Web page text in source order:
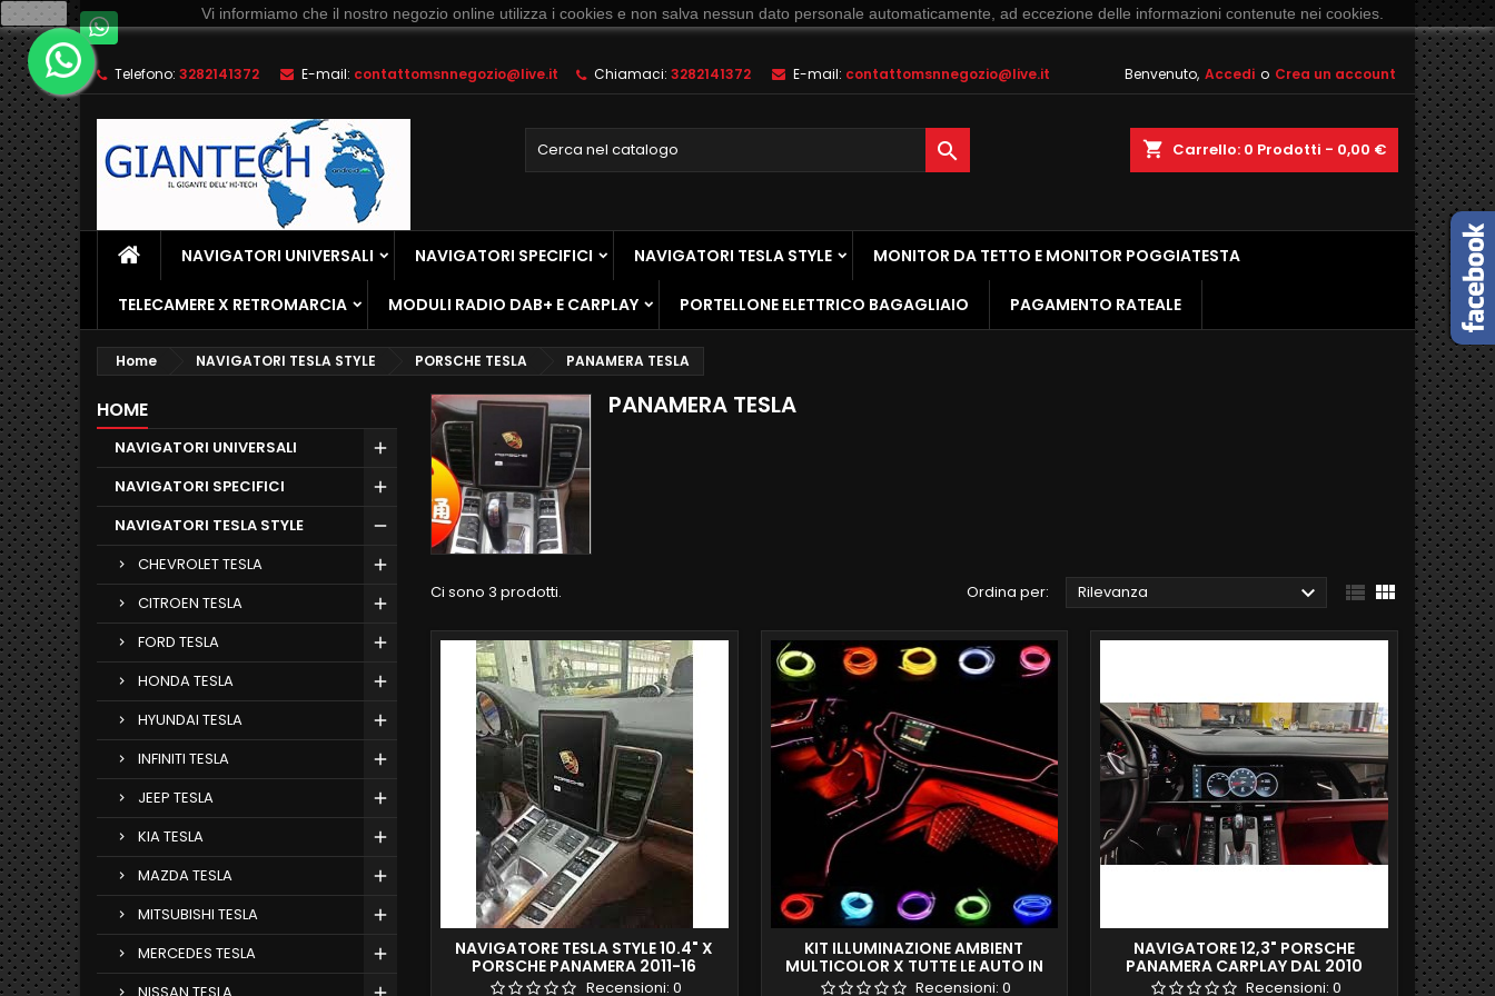
Telefono: 3282141372 E-mail: contattomsnnegozio@live.it Chiamaci: 3282141372 E-mail: contattomsnnegozio@live.it Benvenuto, Accedi o Crea un account
shopping_cart Carrello: 0 Prodotti - 0,00 €

NAVIGATORI UNIVERSALI NAVIGATORI SPECIFICI NAVIGATORI TESLA STYLE MONITOR DA TETTO E MONITOR POGGIATESTA
TELECAMERE X RETROMARCIA MODULI RADIO DAB+ E CARPLAY PORTELLONE ELETTRICO BAGAGLIAIO PAGAMENTO RATEALE
Home NAVIGATORI TESLA STYLE PORSCHE TESLA PANAMERA TESLA
HOME
NAVIGATORI UNIVERSALI
NAVIGATORI SPECIFICI
NAVIGATORI TESLA STYLE
CHEVROLET TESLA
CITROEN TESLA
FORD TESLA
HONDA TESLA
HYUNDAI TESLA
INFINITI TESLA
JEEP TESLA
KIA TESLA
MAZDA TESLA
MITSUBISHI TESLA
MERCEDES TESLA
PANAMERA TESLA
Ci sono 3 prodotti. Ordina per: Rilevanza   
NAVIGATORE TESLA STYLE 10.4" X
PORSCHE PANAMERA 2011-16
SCHERMO VERTICALE FULL TOUCH
Recensioni: 0
KIT ILLUMINAZIONE AMBIENT
MULTICOLOR X TUTTE LE AUTO IN
COMMERCIO
Recensioni:0
NAVIGATORE 12,3" PORSCHE
PANAMERA CARPLAY DAL 2010
Recensioni:0
Ok Vi informiamo che il nostro negozio online utilizza i cookies e non salva nessun dato personale automaticamente, ad eccezione delle informazioni contenute nei cookies.